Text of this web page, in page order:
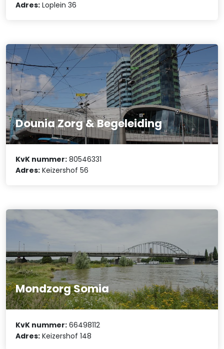
Adres: Loplein 36
Dounia Zorg & Begeleiding
KvK nummer: 80546331
Adres: Keizershof 56
Mondzorg Somia
KvK nummer: 66498112
Adres: Keizershof 148